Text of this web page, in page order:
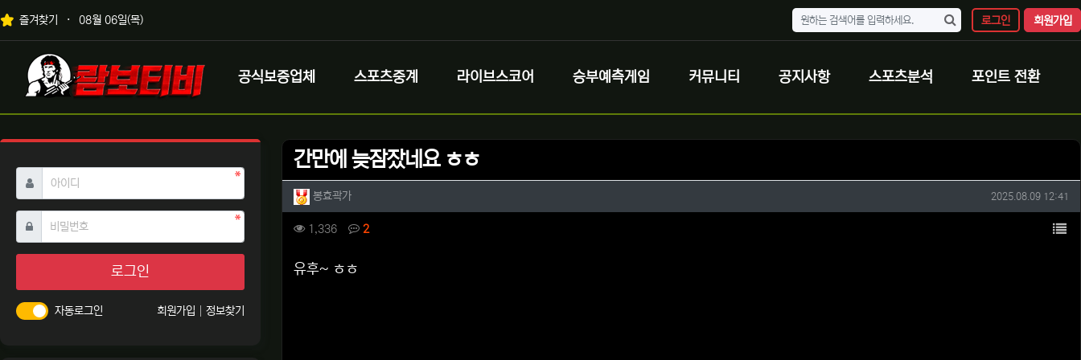
상단 네비
즐겨찾기 08월 06일(목) 로그인 회원가입
메인 메뉴
로고
공식보증업체 스포츠중계 라이브스코어 승부예측게임 커뮤니티 공지사항 스포츠분석 포인트 전환
간만에 늦잠잤네요 ㅎㅎ
작성자 정보
봉효곽가작성 작성일
2025.08.09 12:41
컨텐츠 정보
1,336조회 2댓글 목
본문
유후~ ㅎㅎ
아이디 필수
비밀번호필수
로그인
자동로그인 회원가입 정보찾기